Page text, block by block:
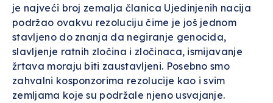
je najveći broj zemalja članica Ujedinjenih nacija
podržao ovakvu rezoluciju čime je još jednom
stavljeno do znanja da negiranje genocida,
slavljenje ratnih zločina i zločinaca, ismijavanje
žrtava moraju biti zaustavljeni. Posebno smo
zahvalni kosponzorima rezolucije kao i svim
zemljama koje su podržale njeno usvajanje.